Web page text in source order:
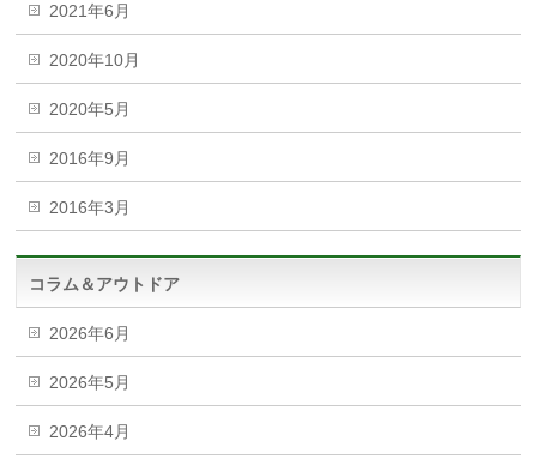
2021年6月
2020年10月
2020年5月
2016年9月
2016年3月
コラム＆アウトドア
2026年6月
2026年5月
2026年4月